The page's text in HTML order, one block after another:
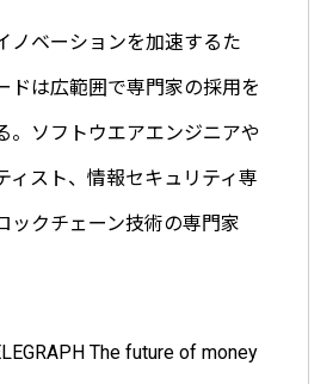
ベーションを加速するた
ドは広範囲で専門家の採用を
。ソフトウエアエンジニアや
ィスト、情報セキュリティ専
ックチェーン技術の専門家
The future of money